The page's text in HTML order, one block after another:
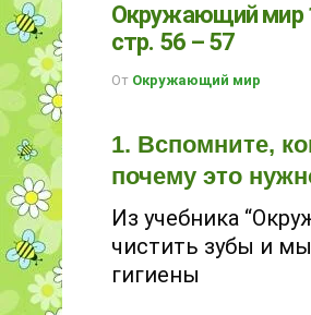
Окружающий мир
стр. 56 – 57
От Окружающий мир
1. Вспомните,
почему это
Из учебника
чистить зубы и
гигиены